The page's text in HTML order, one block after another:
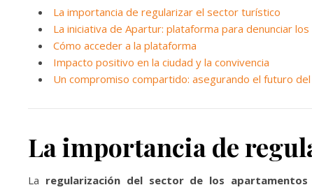
La importancia de regularizar el sector turístico
La iniciativa de Apartur: plataforma para denunciar
Cómo acceder a la plataforma
Impacto positivo en la ciudad y la convivencia
Un compromiso compartido: asegurando el futuro
La importancia de
La regularización del sector de los